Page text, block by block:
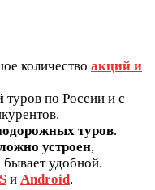
количество акций и
туров по России и с
туров.
устроен,
бывает удобной.
и Android.